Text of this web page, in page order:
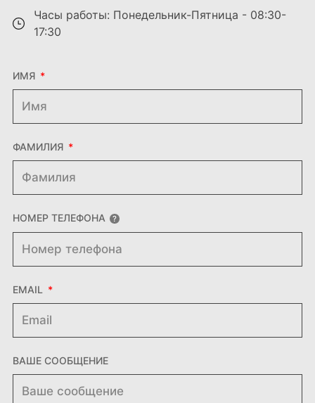
Часы работы: Понедельник-Пятница - 08:30-
17:30
ИМЯ
ФАМИЛИЯ
НОМЕР ТЕЛЕФОНА
EMAIL
ВАШЕ СООБЩЕНИЕ